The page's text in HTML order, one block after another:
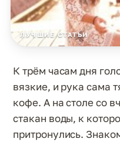
ЛУЧШИЕ СТАТЬИ
К трём часам дня
вязкие, и рука сама
кофе. А на столе со
стакан воды, к
притронулись.